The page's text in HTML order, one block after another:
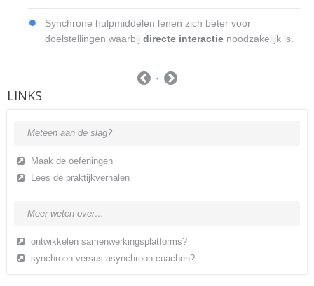
Synchrone hulpmiddelen lenen zich beter voor
doelstellingen waarbij directe interactie noodzakelijk is.
LINKS
Meteen aan de slag?
Maak de oefeningen
Lees de praktijkverhalen
Meer weten over…
ontwikkelen samenwerkingsplatforms?
synchroon versus asynchroon coachen?